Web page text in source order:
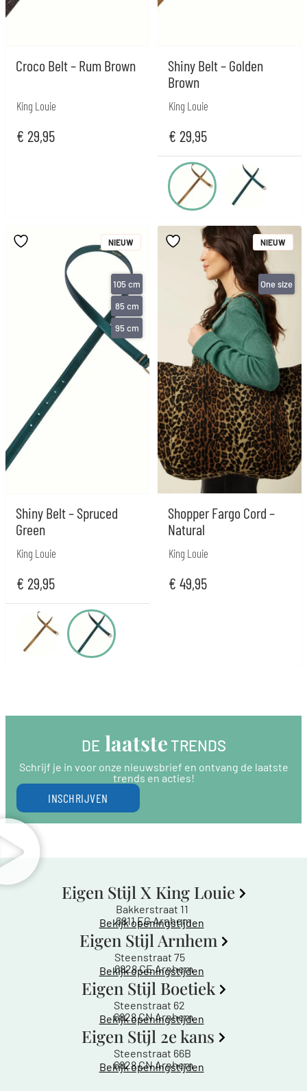
Croco Belt – Rum Brown
King Louie
€ 29,95
Shiny Belt – Golden
Brown
King Louie
€ 29,95
Shiny Belt – Spruced
Green
King Louie
€ 29,95
NIEUW
105 cm
85 cm
95 cm
Shopper Fargo Cord –
Natural
King Louie
€ 49,95
NIEUW
One size
DE laatste TRENDS
Schrijf je in voor onze nieuwsbrief en ontvang de laatste
trends en acties!
INSCHRIJVEN
Eigen Stijl X King Louie
Bakkerstraat 11
6811 EG Arnhem
Bekijk openingstijden
Eigen Stijl Arnhem
Steenstraat 75
6828 CE Arnhem
Bekijk openingstijden
Eigen Stijl Boetiek
Steenstraat 62
6828 CN Arnhem
Bekijk openingstijden
Eigen Stijl 2e kans
Steenstraat 66B
6828 CN Arnhem
Bekijk openingstijden